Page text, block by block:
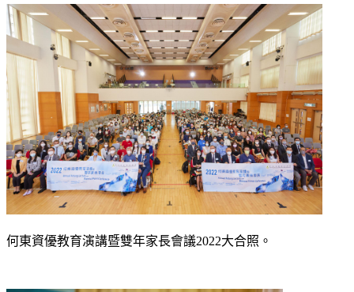
何東資優教育演講暨雙年家長會議2022大合照。